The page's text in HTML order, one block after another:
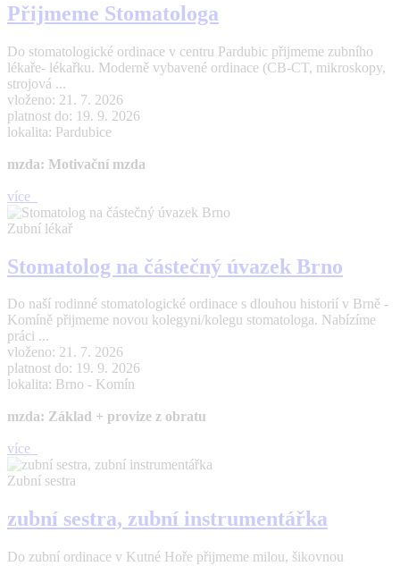
Přijmeme Stomatologa
Do stomatologické ordinace v centru Pardubic přijmeme zubního
lékaře- lékařku. Moderně vybavené ordinace (CB-CT, mikroskopy,
strojová ...
vloženo: 21. 7. 2026
platnost do: 19. 9. 2026
lokalita: Pardubice
mzda: Motivační mzda
více
Zubní lékař
Stomatolog na částečný úvazek Brno
Do naší rodinné stomatologické ordinace s dlouhou historií v Brně -
Komíně přijmeme novou kolegyni/kolegu stomatologa. Nabízíme
práci ...
vloženo: 21. 7. 2026
platnost do: 19. 9. 2026
lokalita: Brno - Komín
mzda: Základ + provize z obratu
více
Zubní sestra
zubní sestra, zubní instrumentářka
Do zubní ordinace v Kutné Hoře přijmeme milou, šikovnou